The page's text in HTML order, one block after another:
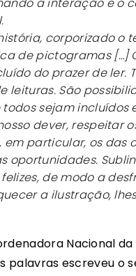
corporizado o
de pictogramas […]
do prazer de ler.
leituras. São
sejam
dever, respeitar
em particular, os
oportunidades.
de modo a
a ilustração,
Nacional
palavras escreveu o